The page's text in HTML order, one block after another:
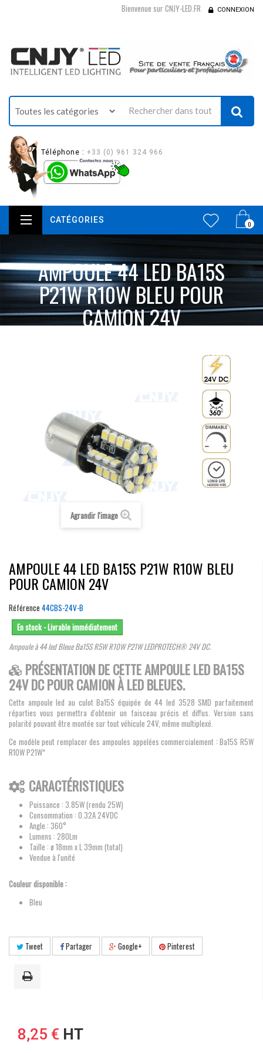
Bienvenue sur CNJY-LED.FR CONNEXION
Téléphone : +33 (0) 961 324 966
0
CATÉGORIES
AMPOULE 44 LED BA15S
P21W R10W BLEU POUR
CAMION 24V
Agrandir l'image
AMPOULE 44 LED BA15S P21W R10W BLEU
POUR CAMION 24V
Référence 44CBS-24V-B
En stock - Livrable immédiatement
Ampoule à 44 led Bleue Ba15S R5W R10W P21W LEDPROTECH® 24V DC.
PRÉSENTATION DE CETTE AMPOULE LED BA15S
24V DC POUR CAMION À LED BLEUES.
Cette ampoule led au culot Ba15S équipée de 44 led 3528 SMD parfaitement
réparties vous permettra d'obtenir un faisceau précis et diffus. Version sans
polarité pouvant être montée sur tout véhicule 24V, même multiplexé.
Ce modèle peut remplacer des ampoules appelées commercialement : Ba15S R5W
R10W P21W*
CARACTÉRISTIQUES
Puissance : 3.85W (rendu 25W)
Consommation : 0.32A 24VDC
Angle : 360°
Lumens : 280Lm
Taille : ø 18mm x L 39mm (total)
Vendue à l'unité
Couleur disponible :
Bleu
Tweet Partager Google+ Pinterest
8,25 € HT